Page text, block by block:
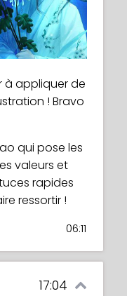
à appliquer de
! Bravo
qui pose les
valeurs et
rapides
ressortir !
06:11
17:04